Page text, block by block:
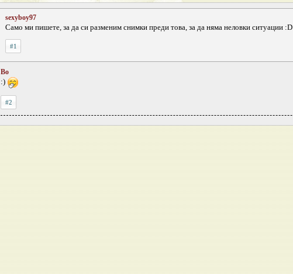
sexyboy97
Само ми пишете, за да си разменим снимки преди това, за да няма неловки ситуации :D
#1
Bo
:)
#2